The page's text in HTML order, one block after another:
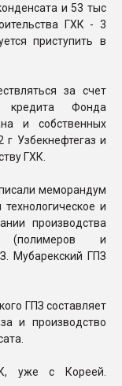
и 53 тыс
ГХК - 3
приступить в
за счет
кредита Фонда
и собственных
Узбекнефтегаз и
ГХК.
меморандум
и
производства
(полимеров и
Мубарекский ГПЗ
ГПЗ составляет
и производство
уже с Кореей.